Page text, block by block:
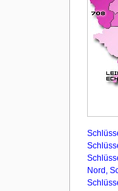
Nord ,